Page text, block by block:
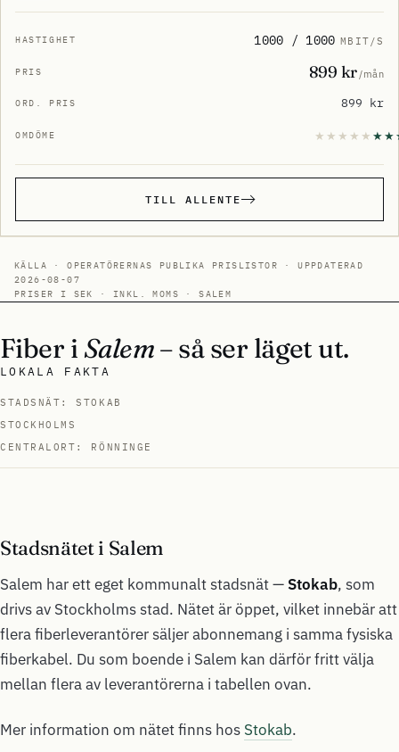
1000 / 1000 MBIT/S
899 kr /mån
899 kr
TILL ALLENTE
KÄLLA · OPERATÖRERNAS PUBLIKA PRISLISTOR · UPPDATERAD
2026-08-07
PRISER I SEK · INKL. MOMS · SALEM
Fiber i Salem– så ser läget ut.
LOKALA FAKTA
STADSNÄT: STOKAB
STOCKHOLMS
CENTRALORT: RÖNNINGE
Stadsnätet i Salem
Salem har ett eget kommunalt stadsnät — Stokab, som
drivs av Stockholms stad. Nätet är öppet, vilket innebär att
flera fiberleverantörer säljer abonnemang i samma fysiska
fiberkabel. Du som boende i Salem kan därför fritt välja
mellan flera av leverantörerna i tabellen ovan.
Mer information om nätet finns hos Stokab.